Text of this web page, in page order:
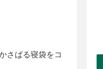
さばる寝袋をコ